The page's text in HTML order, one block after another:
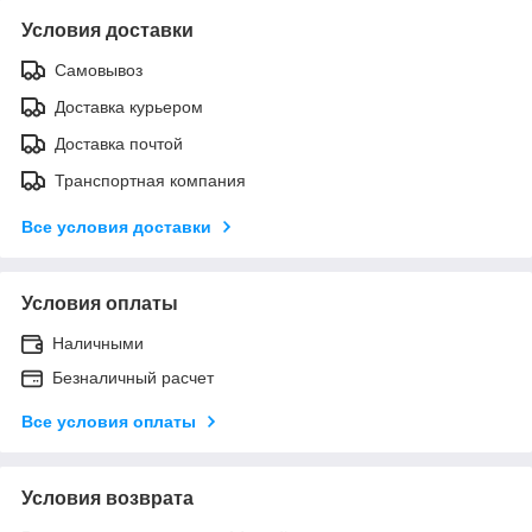
Условия доставки
Самовывоз
Доставка курьером
Доставка почтой
Транспортная компания
Все условия доставки
Условия оплаты
Наличными
Безналичный расчет
Все условия оплаты
Условия возврата